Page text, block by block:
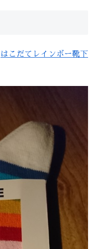
はこだてレインボー靴下